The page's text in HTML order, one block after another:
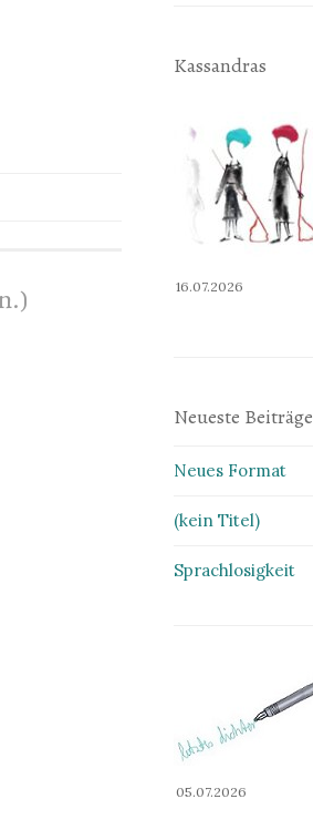
Kassandras
16.07.2026
Neueste Beiträge
Neues Format
(kein Titel)
Sprachlosigkeit
05.07.2026